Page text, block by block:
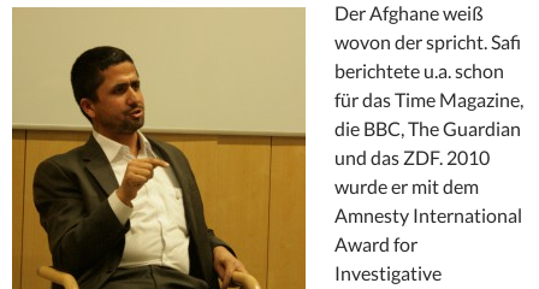
Der Afghane weiß
wovon der spricht. Safi
berichtete u.a. schon
für das Time Magazine,
die BBC, The Guardian
und das ZDF. 2010
wurde er mit dem
Amnesty International
Award for
Investigative